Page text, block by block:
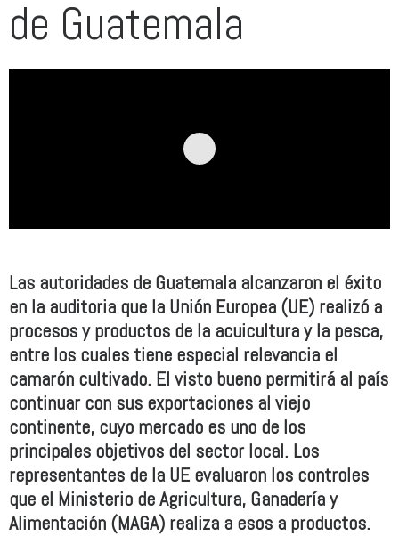
de Guatemala
Las autoridades de Guatemala alcanzaron el éxito
en la auditoria que la Unión Europea (UE) realizó a
procesos y productos de la acuicultura y la pesca,
entre los cuales tiene especial relevancia el
camarón cultivado. El visto bueno permitirá al país
continuar con sus exportaciones al viejo
continente, cuyo mercado es uno de los
principales objetivos del sector local. Los
representantes de la UE evaluaron los controles
que el Ministerio de Agricultura, Ganadería y
Alimentación (MAGA) realiza a esos a productos.